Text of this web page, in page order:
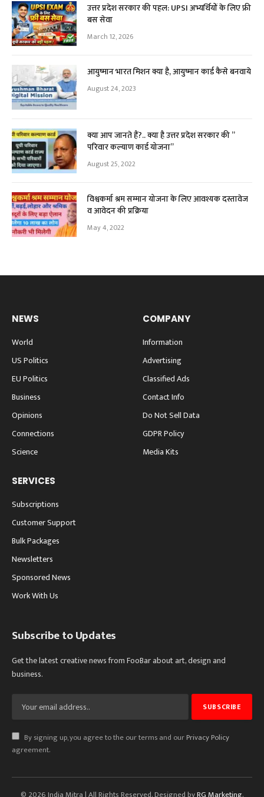
उत्तर प्रदेश सरकार की पहल: UPSI अभ्यर्थियों के लिए फ्री
बस सेवा
March 12, 2026
आयुष्मान भारत मिशन क्या है, आयुष्मान कार्ड कैसे बनवाये
August 24, 2023
क्या आप जानते हैं?.. क्या है उत्तर प्रदेश सरकार की ”
परिवार कल्याण कार्ड योजना”
August 25, 2022
विश्वकर्मा श्रम सम्मान योजना के लिए आवश्यक दस्तावेज
व आवेदन की प्रक्रिया
May 4, 2022
NEWS
World
US Politics
EU Politics
Business
Opinions
Connections
Science
COMPANY
Information
Advertising
Classified Ads
Contact Info
Do Not Sell Data
GDPR Policy
Media Kits
SERVICES
Subscriptions
Customer Support
Bulk Packages
Newsletters
Sponsored News
Work With Us
Subscribe to Updates
Get the latest creative news from FooBar about art, design and
business.
By signing up, you agree to the our terms and ourPrivacy Policy
agreement.